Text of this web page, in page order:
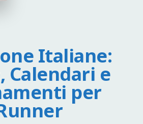
Italiane:
Calendari e
per